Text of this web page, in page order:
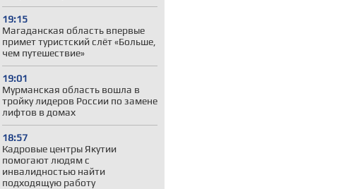
19:15
Магаданская область впервые
примет туристский слёт «Больше,
чем путешествие»
19:01
Мурманская область вошла в
тройку лидеров России по замене
лифтов в домах
18:57
Кадровые центры Якутии
помогают людям с
инвалидностью найти
подходящую работу